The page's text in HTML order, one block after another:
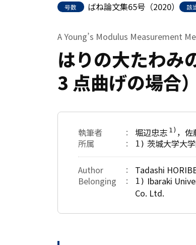
号数 ばね論文集65号（2020） 該
A Young’s Modulus Measurement
はりの大たわみ
3 点曲げの場合）
執筆者 堀辺忠志 1) ，
所属 1) 茨城大学大
Author Tadashi
Belonging 1) Ibaraki
Co. Ltd.